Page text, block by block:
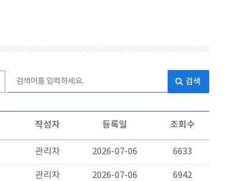
검색
작성자 등록일 조회수
관리자 2026-07-06 6633
관리자 2026-07-06 6942